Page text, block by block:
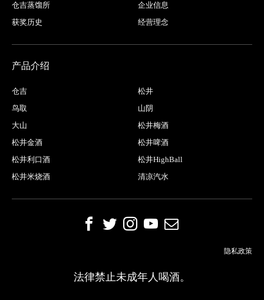
仓吉蒸馏所
企业信息
获奖历史
经营理念
产品介绍
仓吉
松井
鸟取
山阴
大山
松井梅酒
松井金酒
松井啤酒
松井利口酒
松井HighBall
松井米烧酒
清凉汽水
隐私政策
法律禁止未成年人喝酒。